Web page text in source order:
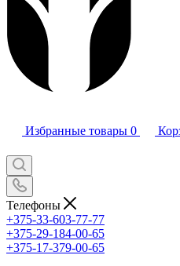
Избранные товары 0
Телефоны
+375-33-603-77-77
+375-29-184-00-65
+375-17-379-00-65